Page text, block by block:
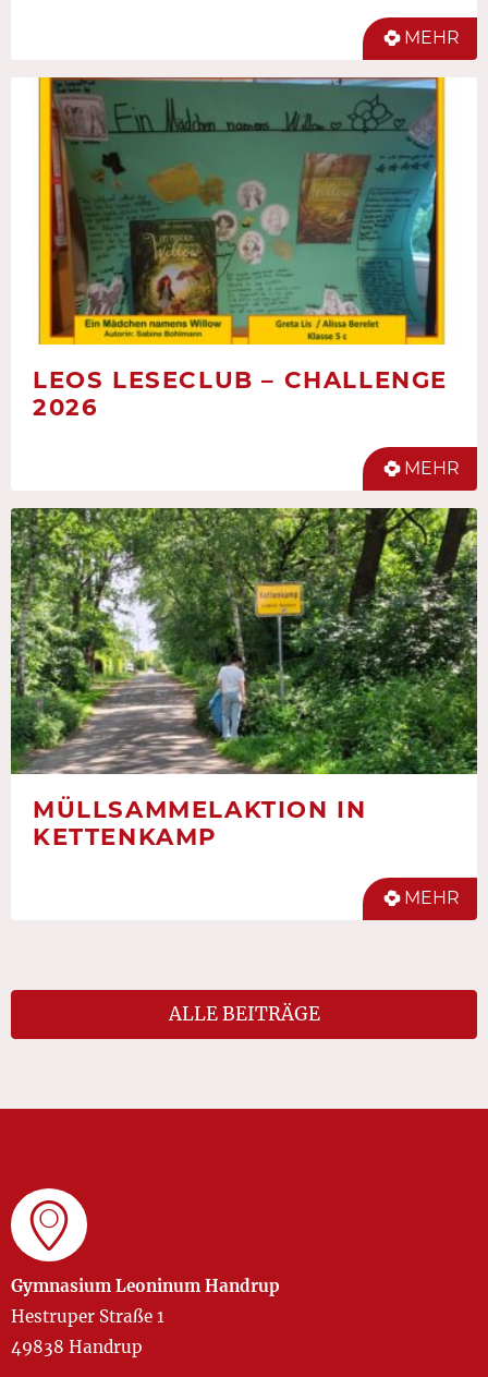
MEHR
LEOS LESECLUB – CHALLENGE
2026
MEHR
MÜLLSAMMELAKTION IN
KETTENKAMP
MEHR
ALLE BEITRÄGE
Gymnasium Leoninum Handrup
Hestruper Straße 1
49838 Handrup